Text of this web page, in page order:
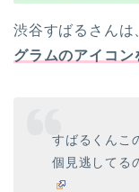
渋谷すばるさんは
グラムのアイコ
すばるくんこ
個見逃してる